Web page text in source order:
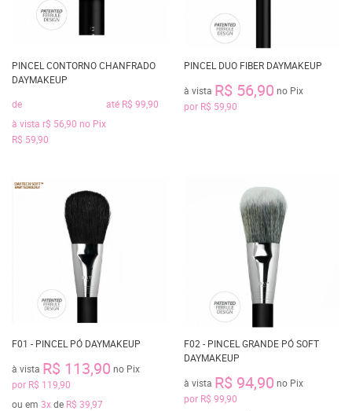
PINCEL CONTORNO CHANFRADO
DAYMAKEUP
de
à vista r$ 56,90 no Pix
R$ 59,90
até R$ 99,90
PINCEL DUO FIBER DAYMAKEUP
à vista R$ 56,90 no Pix
por R$ 59,90
F01 - PINCEL PÓ DAYMAKEUP
à vista R$ 113,90 no Pix
por R$ 119,90
ou em 3xde R$ 39,97
F02 - PINCEL GRANDE PÓ SOFT
DAYMAKEUP
à vista R$ 94,90 no Pix
por R$ 99,90